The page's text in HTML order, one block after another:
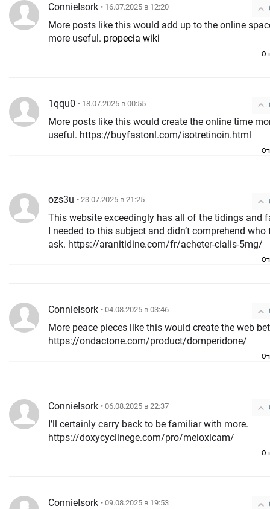
ConnieIsork • 16.07.2025 в 12:20
More posts like this would add up to the online
more useful. propecia wiki
1qqu0 • 18.07.2025 в 00:55
More posts like this would create the online time
useful. https://buyfastonl.com/isotretinoin.html
ozs3u • 23.07.2025 в 21:25
This website exceedingly has all of the tidings and
I needed to this subject and didn’t comprehend who
ask. https://aranitidine.com/fr/acheter-cialis-5mg/
ConnieIsork • 04.08.2025 в 03:46
More peace pieces like this would create the web
https://ondactone.com/product/domperidone/
ConnieIsork • 06.08.2025 в 22:37
I’ll certainly carry back to be familiar with more.
https://doxycyclinege.com/pro/meloxicam/
ConnieIsork • 09.08.2025 в 19:53